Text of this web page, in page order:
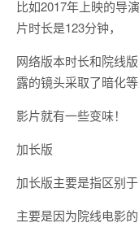
比如2017年上映的导
片时长是123分钟，
网络版本时长和院线
露的镜头采取了暗化等
影片就有一些变味！
加长版
加长版主要是指区别
主要是因为院线电影